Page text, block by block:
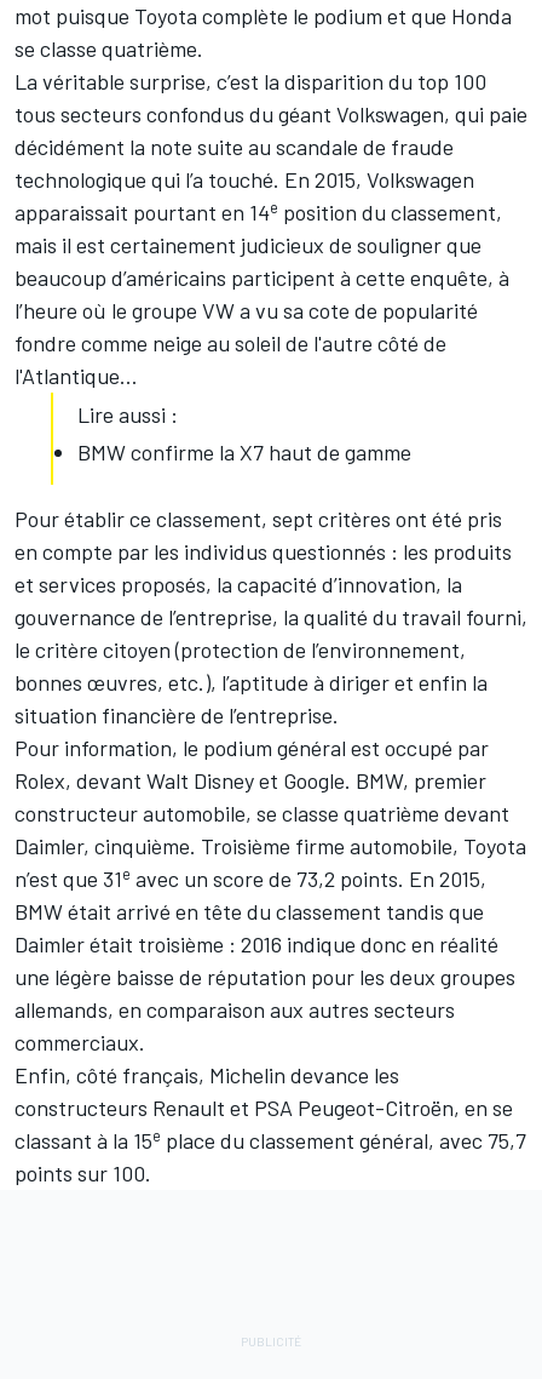
mot puisque Toyota complète le podium et que Honda
se classe quatrième.
La véritable surprise, c’est la disparition du top 100
tous secteurs confondus du géant Volkswagen, qui paie
décidément la note suite au scandale de fraude
technologique qui l’a touché. En 2015, Volkswagen
apparaissait pourtant en 14e position du classement,
mais il est certainement judicieux de souligner que
beaucoup d’américains participent à cette enquête, à
l’heure où le groupe VW a vu sa cote de popularité
fondre comme neige au soleil de l'autre côté de
l'Atlantique…
Lire aussi :
BMW confirme la X7 haut de gamme
Pour établir ce classement, sept critères ont été pris
en compte par les individus questionnés : les produits
et services proposés, la capacité d’innovation, la
gouvernance de l’entreprise, la qualité du travail fourni,
le critère citoyen (protection de l’environnement,
bonnes œuvres, etc.), l’aptitude à diriger et enfin la
situation financière de l’entreprise.
Pour information, le podium général est occupé par
Rolex, devant Walt Disney et Google. BMW, premier
constructeur automobile, se classe quatrième devant
Daimler, cinquième. Troisième firme automobile, Toyota
n’est que 31e avec un score de 73,2 points. En 2015,
BMW était arrivé en tête du classement tandis que
Daimler était troisième : 2016 indique donc en réalité
une légère baisse de réputation pour les deux groupes
allemands, en comparaison aux autres secteurs
commerciaux.
Enfin, côté français, Michelin devance les
constructeurs Renault et PSA Peugeot-Citroën, en se
classant à la 15e place du classement général, avec 75,7
points sur 100.